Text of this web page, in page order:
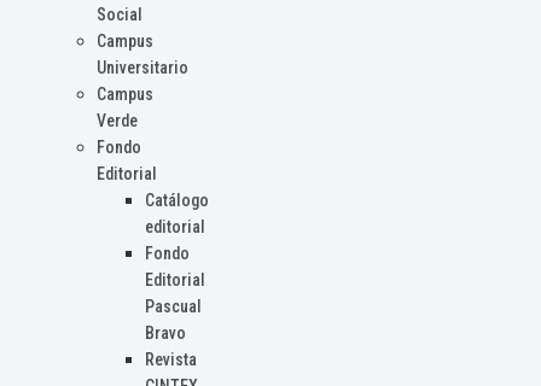
Social
Campus
Universitario
Campus
Verde
Fondo
Editorial
Catálogo
editorial
Fondo
Editorial
Pascual
Bravo
Revista